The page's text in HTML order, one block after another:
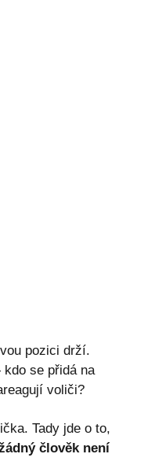
pozici drží.
se přidá na
voliči?
Tady jde o to,
člověk není